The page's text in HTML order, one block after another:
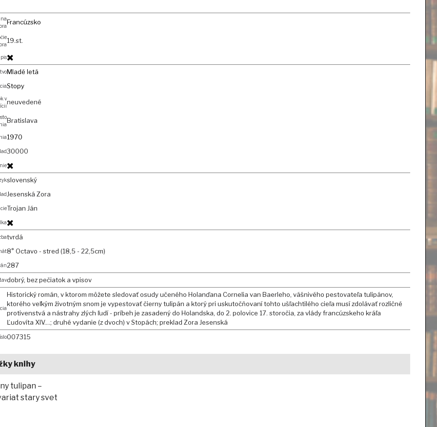
Francúzsko
19.st.
Mladé letá
Stopy
vneuvedené
Bratislava
1970
30000
slovenský
Jesenská Zora
Trojan Ján
tvrdá
8° Octavo - stred (18,5 - 22,5cm)
287
dobrý, bez pečiatok a vpisov
Historický román, v ktorom môžete sledovať osudy učeného Holanďana Cornelia van Baerleho, vášnivého pestovateľa tulipánov,
ktorého veľkým životným snom je vypestovať čierny tulipán a ktorý pri uskutočňovaní tohto ušľachtilého cieľa musí zdolávať rozličné
protivenstvá a nástrahy zlých ľudí - príbeh je zasadený do Holandska, do 2. polovice 17. storočia, za vlády francúzskeho kráľa
Ľudovíta XIV....; druhé vydanie (z dvoch) v Stopách; preklad Zora Jesenská
007315
knihy